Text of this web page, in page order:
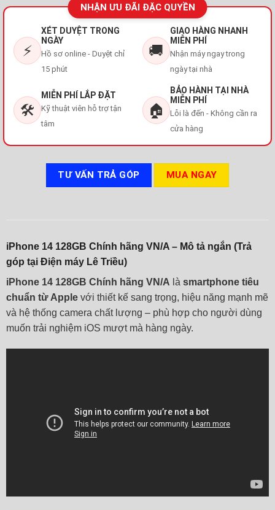
NHẬN ƯU ĐÃI ĐẶC QUYỀN
⚡
XÉT DUYỆT TRONG
NGÀY
Hồ sơ online - Duyệt chỉ
15 phút
🚚
GIAO HÀNG NHANH
MIỄN PHÍ
Nhận máy ngay trong
ngày tại nhà
🛠️
MIỄN PHÍ LẮP ĐẶT
Kỹ thuật viên hỗ trợ tận
tâm
🏠
BẢO HÀNH TẠI NHÀ
MIỄN PHÍ
Lỗi là đến - Không cần ra
cửa hàng
TƯ VẤN TRẢ GÓP MUA NGAY
iPhone 14 128GB Chính hãng VN/A – Mô tả ngắn (Trả
góp tại Điện máy Lê Triều)
iPhone 14 128GB Chính hãng VN/A là smartphone tiêu
chuẩn từ Apple với thiết kế sang trọng, hiệu năng mạnh mẽ
và hệ thống camera chất lượng – phù hợp cho người dùng
muốn trải nghiệm iOS mượt mà hàng ngày.